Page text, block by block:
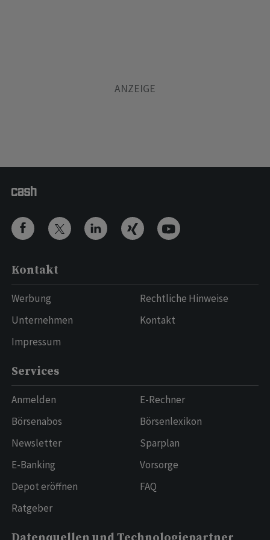
Kontakt
Werbung
Unternehmen
Impressum
Rechtliche Hinweise
Kontakt
Services
Anmelden
Börsenabos
Newsletter
E-Banking
Depot eröffnen
Ratgeber
E-Rechner
Börsenlexikon
Sparplan
Vorsorge
FAQ